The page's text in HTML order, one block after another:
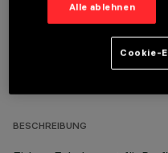
TECHNISCHE
BESCHREIBUNG
Alle ablehnen
Cookie-